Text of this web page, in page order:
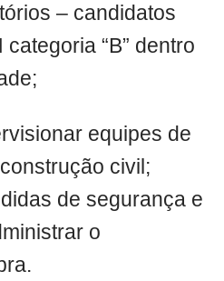
– candidatos
“B” dentro
equipes de
civil;
de segurança e
o